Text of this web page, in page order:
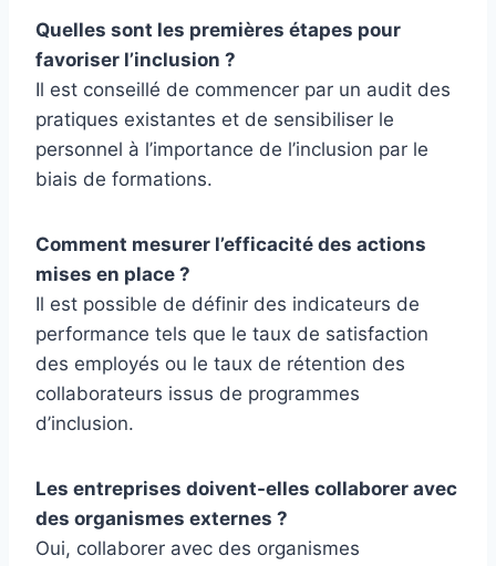
Quelles sont les premières étapes pour
favoriser l’inclusion ?
Il est conseillé de commencer par un audit des
pratiques existantes et de sensibiliser le
personnel à l’importance de l’inclusion par le
biais de formations.
Comment mesurer l’efficacité des actions
mises en place ?
Il est possible de définir des indicateurs de
performance tels que le taux de satisfaction
des employés ou le taux de rétention des
collaborateurs issus de programmes
d’inclusion.
Les entreprises doivent-elles collaborer avec
des organismes externes ?
Oui, collaborer avec des organismes